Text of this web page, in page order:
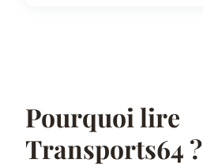
Pourquoi lire
Transports64 ?